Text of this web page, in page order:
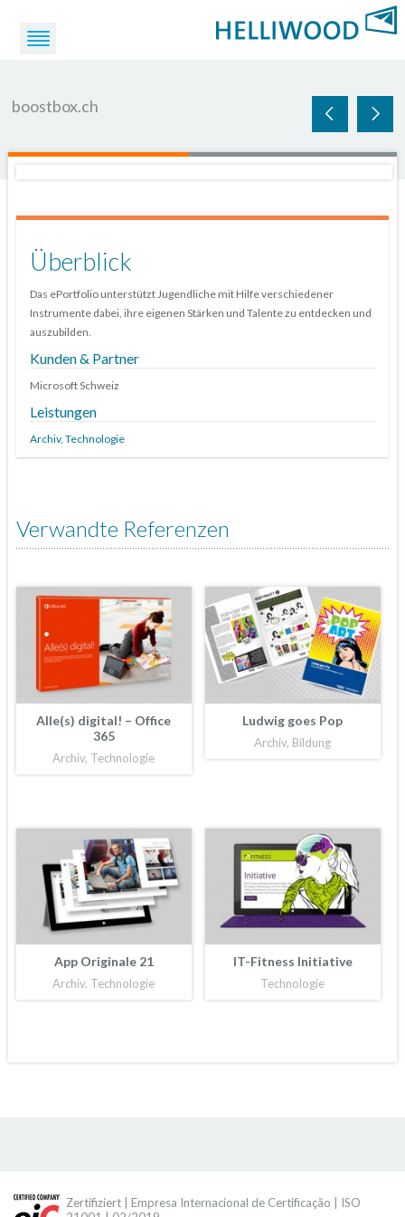
boostbox.ch
Überblick
Das ePortfolio unterstützt Jugendliche mit Hilfe verschiedener
Instrumente dabei, ihre eigenen Stärken und Talente zu entdecken und
auszubilden.
Kunden & Partner
Microsoft Schweiz
Leistungen
Archiv, Technologie
Verwandte Referenzen
Alle(s) digital! – Office
365
Archiv, Technologie
Ludwig goes Pop
Archiv, Bildung
App Originale 21
Archiv, Technologie
IT-Fitness Initiative
Technologie
Zertifiziert | Empresa Internacional de Certificação | ISO